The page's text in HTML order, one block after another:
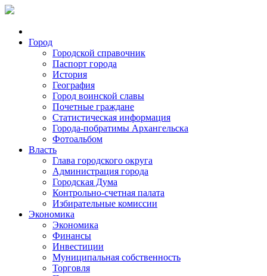
Город
Городской справочник
Паспорт города
История
География
Город воинской славы
Почетные граждане
Статистическая информация
Города-побратимы Архангельска
Фотоальбом
Власть
Глава городского округа
Администрация города
Городская Дума
Контрольно-счетная палата
Избирательные комиссии
Экономика
Экономика
Финансы
Инвестиции
Муниципальная собственность
Торговля